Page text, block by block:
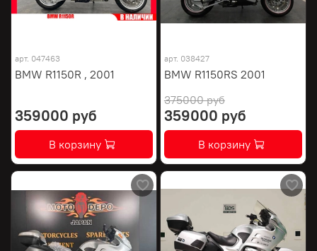
арт. 047463
BMW R1150R , 2001
359000 руб
В корзину
арт. 038427
BMW R1150RS 2001
375000 руб
359000 руб
В корзину